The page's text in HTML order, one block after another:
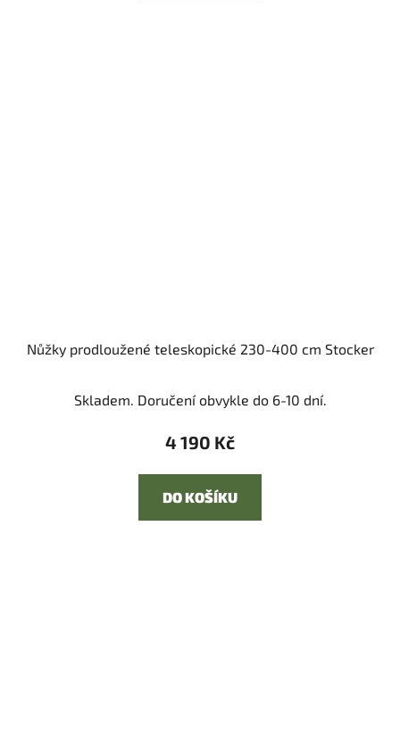
Nůžky prodloužené teleskopické 230-400 cm Stocker
Skladem. Doručení obvykle do 6-10 dní.
4 190 Kč
DO KOŠÍKU